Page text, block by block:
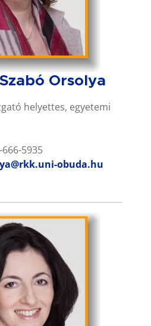
Orsolya
helyettes, egyetemi
5935
obuda.hu